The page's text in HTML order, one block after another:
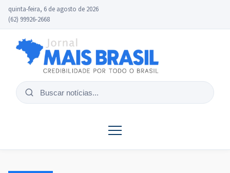
quinta-feira, 6 de agosto de 2026
(62) 99926-2668
Buscar